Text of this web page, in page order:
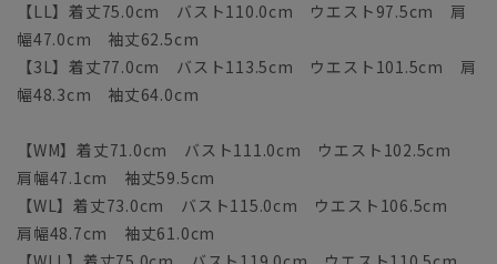
【LL】着丈75.0cm バスト110.0cm ウエスト97.5cm 肩
幅47.0cm 袖丈62.5cm
【3L】着丈77.0cm バスト113.5cm ウエスト101.5cm 肩
幅48.3cm 袖丈64.0cm
【WM】着丈71.0cm バスト111.0cm ウエスト102.5cm
肩幅47.1cm 袖丈59.5cm
【WL】着丈73.0cm バスト115.0cm ウエスト106.5cm
肩幅48.7cm 袖丈61.0cm